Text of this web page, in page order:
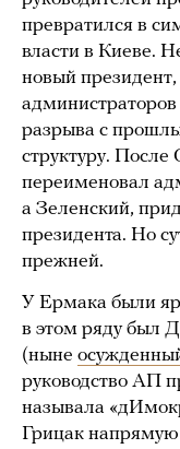
превратился в
власти в Киеве.
новый президент,
разрыва с
структуру.
переименовал
а Зеленский,
президента. Но
прежней.
У Ермака были
в этом ряду был
(ныне
руководство АП
называла
Грицак напрямую